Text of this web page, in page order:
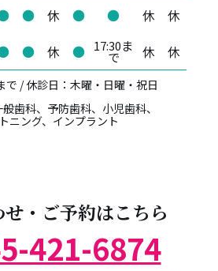
● 休 ● ● 休 休
● 休 ● 17:30ま
で 休 休
で / 休診日：木曜・日曜・祝日
般歯科、予防歯科、小児歯科、
ニング、インプラント
・ご予約はこちら
421-6874